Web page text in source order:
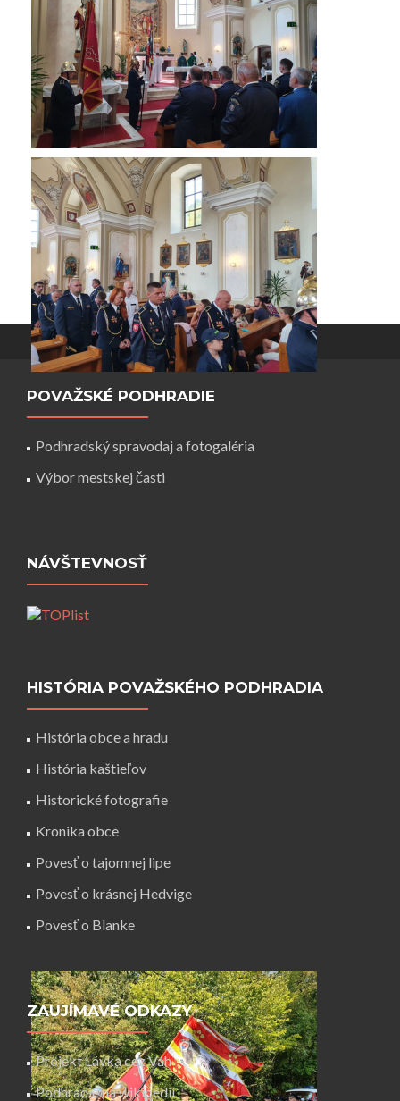
POVAŽSKÉ PODHRADIE
Podhradský spravodaj a fotogaléria
Výbor mestskej časti
NÁVŠTEVNOSŤ
HISTÓRIA POVAŽSKÉHO PODHRADIA
História obce a hradu
História kaštieľov
Historické fotografie
Kronika obce
Povesť o tajomnej lipe
Povesť o krásnej Hedvige
Povesť o Blanke
ZAUJÍMAVÉ ODKAZY
Projekt Lávka cez Váh
Podhradie na wikipédií